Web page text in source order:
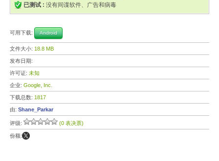
已测试 : 没有间谍软件、广告和病毒
可用下载: Android
文件大小: 18.8 MB
发布日期:
许可证: 未知
企业: Google, Inc.
下载总数: 1817
由: Shane_Parkar
评级: (0 表决票)
份额: